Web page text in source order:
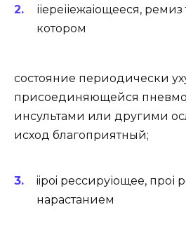
ііереііежаіощееся,
котором
состояние периодически
присоединяющейся
инсультами или другими
исход благоприятный;
iipoi рессируіощее, проі
нарастанием